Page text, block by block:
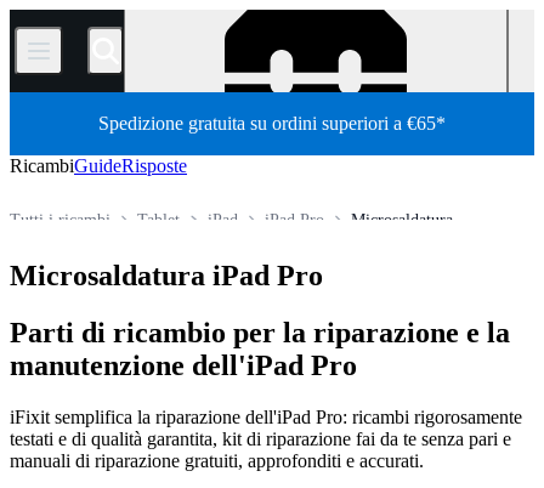
/
Spedizione gratuita su ordini superiori a €65*
RicambiGuideRisposte
Microsaldatura
iPad Pro
iPad
Tablet
Tutti i ricambi
Microsaldatura iPad Pro
Parti di ricambio per la riparazione e la
manutenzione dell'iPad Pro
iFixit semplifica la riparazione dell'iPad Pro: ricambi rigorosamente
testati e di qualità garantita, kit di riparazione fai da te senza pari e
manuali di riparazione gratuiti, approfonditi e accurati.